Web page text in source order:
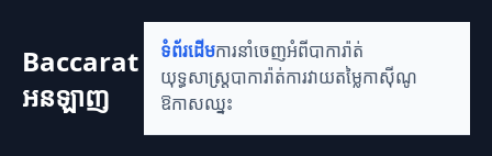
Baccarat
អនឡាញ
ទំព័រដើមការនាំចេញអំពីបាការ៉ាត់
យុទ្ធសាស្ត្របាការ៉ាត់ការវាយតម្លៃកាស៊ីណូ
ឱកាសឈ្នះ